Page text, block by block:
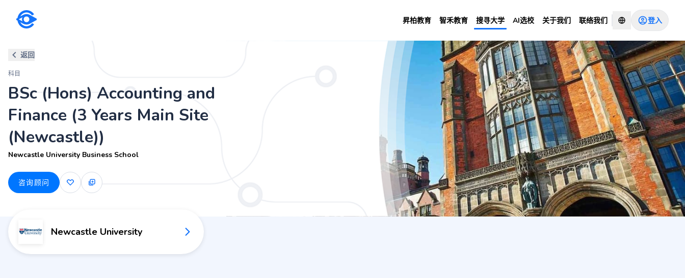
昇柏教育 智禾教育 搜寻大学 AI选校 关于我们 联络我们 登入
BSc (Hons) Accounting and Finance (3 Years Main Site (Newcastle)) 咨询顾问
返回
科目
BSc (Hons) Accounting and
Finance (3 Years Main Site
(Newcastle))
Newcastle University Business School
咨询顾问
Newcastle University